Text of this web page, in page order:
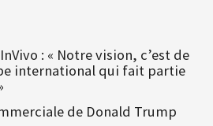
: « Notre vision, c’est de
international qui fait partie
de Donald Trump